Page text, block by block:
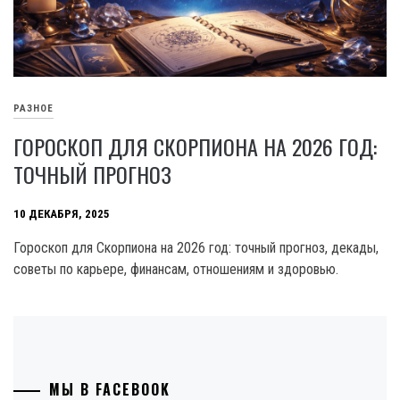
РАЗНОЕ
ГОРОСКОП ДЛЯ СКОРПИОНА НА 2026 ГОД:
ТОЧНЫЙ ПРОГНОЗ
10 ДЕКАБРЯ, 2025
Гороскоп для Скорпиона на 2026 год: точный прогноз, декады,
советы по карьере, финансам, отношениям и здоровью.
МЫ В FACEBOOK